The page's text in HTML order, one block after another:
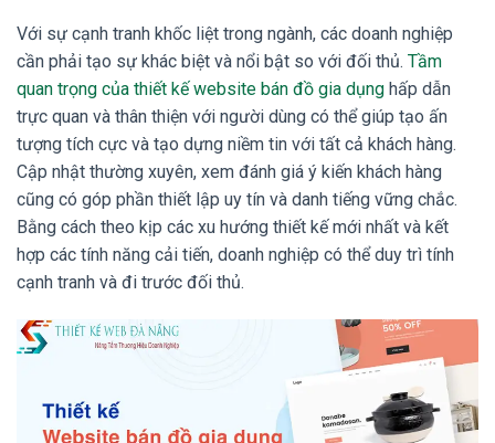
Với sự cạnh tranh khốc liệt trong ngành, các doanh nghiệp
cần phải tạo sự khác biệt và nổi bật so với đối thủ. Tầm
quan trọng của thiết kế website bán đồ gia dụng hấp dẫn
trực quan và thân thiện với người dùng có thể giúp tạo ấn
tượng tích cực và tạo dựng niềm tin với tất cả khách hàng.
Cập nhật thường xuyên, xem đánh giá ý kiến khách hàng
cũng có góp phần thiết lập uy tín và danh tiếng vững chắc.
Bằng cách theo kịp các xu hướng thiết kế mới nhất và kết
hợp các tính năng cải tiến, doanh nghiệp có thể duy trì tính
cạnh tranh và đi trước đối thủ.